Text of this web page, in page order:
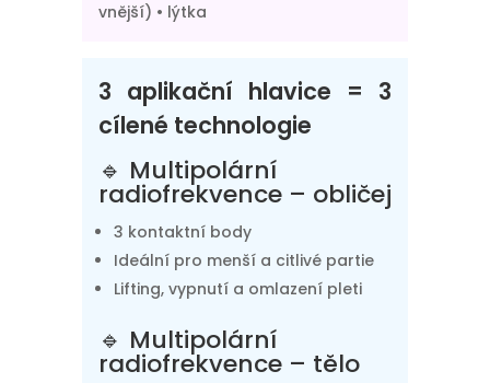
vnější) • lýtka
3 aplikační hlavice = 3
cílené technologie
🔹 Multipolární
radiofrekvence – obličej
3 kontaktní body
Ideální pro menší a citlivé partie
Lifting, vypnutí a omlazení pleti
🔹 Multipolární
radiofrekvence – tělo